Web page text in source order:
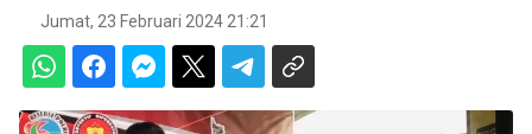
Jumat, 23 Februari 2024 21:21